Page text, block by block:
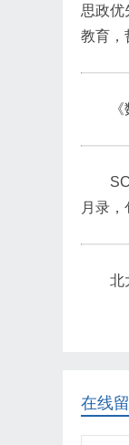
思政优
教育，
月录，
北
在线